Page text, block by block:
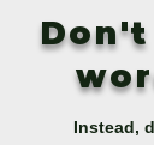
Instead,